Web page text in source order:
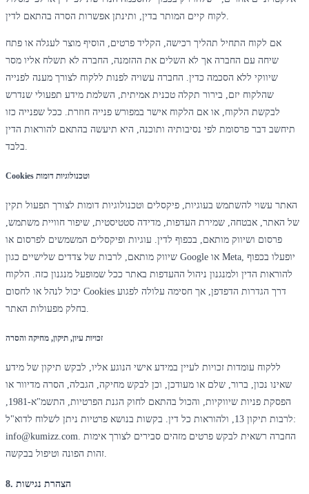
אם לקוח התחיל תהליך רכישה, הקליד פרטים, הוסיף מוצר לעגלה או פתח
שיחה עם החברה אך לא השלים את ההזמנה, החברה לא תשלח אליו מסר
שיווקי ללא הסכמה כדין. החברה עשויה לפנות ללקוח לצורך מענה לפנייה
שהלקוח יזם, בירור תקלה טכנית אמיתית, השלמת מידע תפעולי שנדרש
לבקשת הלקוח, או אם הלקוח אישר במפורש פנייה חוזרת. ככל שפנייה כזו
תיחשב דבר פרסומת לפי נסיבותיה ותוכנה, היא תיעשה בהתאם להוראות הדין
בלבד.
Cookies וטכנולוגיות דומות
האתר עשוי להשתמש בעוגיות, פיקסלים וטכנולוגיות דומות לצורך תפעול תקין
של האתר, אבטחה, שמירת העדפות, מדידה סטטיסטית, שיפור חוויית משתמש,
פרסום ושיווק מותאם, בכפוף לדין. עוגיות ופיקסלים המשמשים לפרסום או
שיווק מותאם, לרבות של צדדים שלישיים כגון Google או Meta, יופעלו בכפוף
להוראות הדין ולמנגנון ניהול ההעדפות באתר ככל שמופעל מנגנון כזה. הלקוח
יכול לנהל או לחסום Cookies דרך הגדרות הדפדפן, אך חסימה עלולה לפגוע
בחלק מפעולות האתר.
זכויות עיון, תיקון, מחיקה והסרה
ללקוח עומדות זכויות לעיין במידע אישי הנוגע אליו, לבקש תיקון של מידע
שאינו נכון, ברור, שלם או מעודכן, וכן לבקש מחיקה, הגבלה, הסרה מדיוור או
לרבות תיקון 13, ולהוראות כל דין. בקשות בנושא פרטיות ניתן לשלוח לדוא"ל:
info@kumizz.com. החברה רשאית לבקש פרטים מזהים סבירים לצורך אימות
8. הצהרת נגישות